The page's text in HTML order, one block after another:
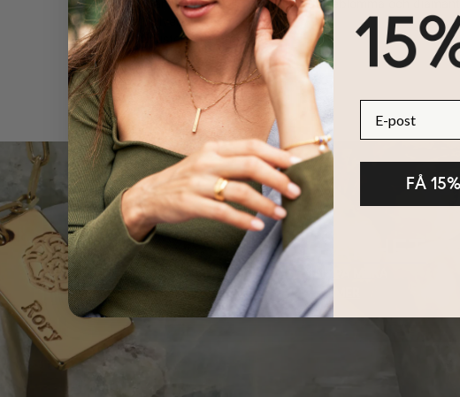
Tillverkad av silver
Tillgänglig i 3 justerbara längder
Alla bokstäver är stora
HÅLLBARHET
LÄS MER
FÅ